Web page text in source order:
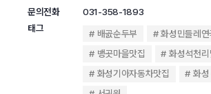
문의전화
031-358-1893
태그
배곬순두부
화성민들레
뱅곳마을맛집
화성석천리
화성기아자동차맛집
화성